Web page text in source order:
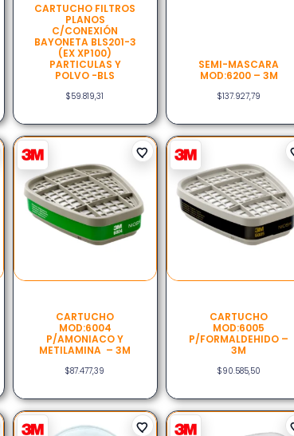
CARTUCHO FILTROS
PLANOS
C/CONEXIÓN
BAYONETA BLS201-3
(EX XP100)
PARTICULAS Y
POLVO -BLS
$59.819,31
SEMI-MASCARA
MOD:6200 – 3M
$137.927,79
CARTUCHO
MOD:6004
P/AMONIACO Y
METILAMINA – 3M
$87.477,39
CARTUCHO
MOD:6005
P/FORMALDEHIDO –
3M
$90.585,50